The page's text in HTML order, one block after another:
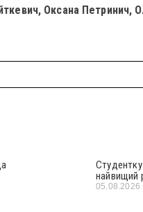
Оксана Петринич,
найвищий
05.08.2026